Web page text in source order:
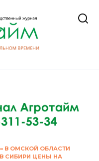
» В ОМСКОЙ ОБЛАСТИ
СИБИРИ ЦЕНЫ НА